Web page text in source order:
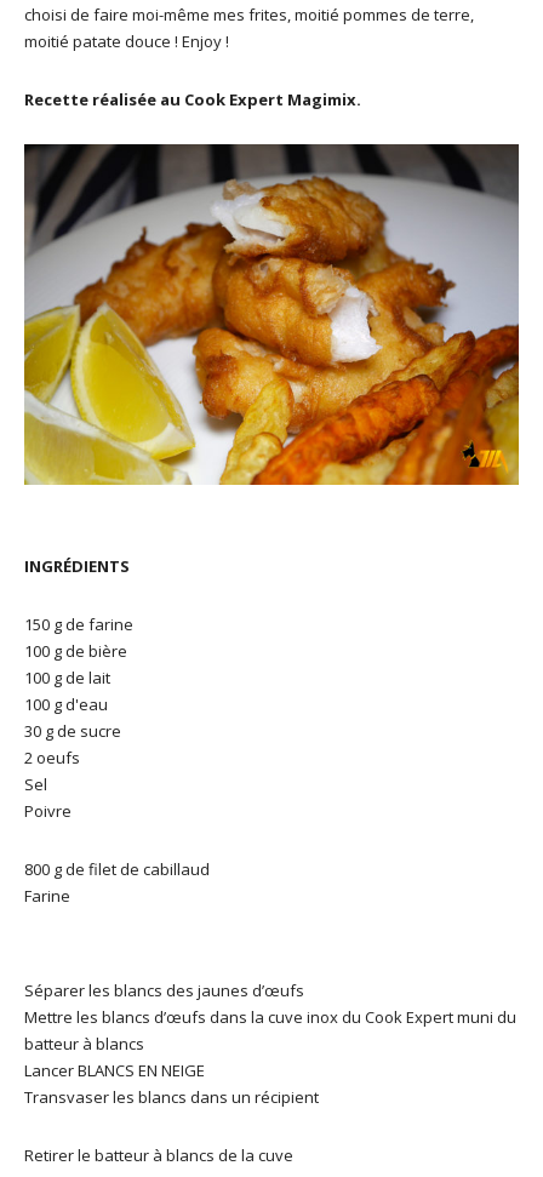
choisi de faire moi-même mes frites, moitié pommes de terre,
moitié patate douce ! Enjoy !
Recette réalisée au Cook Expert Magimix.
INGRÉDIENTS
150 g de farine
100 g de bière
100 g de lait
100 g d'eau
30 g de sucre
2 oeufs
Sel
Poivre
800 g de filet de cabillaud
Farine
Séparer les blancs des jaunes d’œufs
Mettre les blancs d’œufs dans la cuve inox du Cook Expert muni du
batteur à blancs
Lancer BLANCS EN NEIGE
Transvaser les blancs dans un récipient
Retirer le batteur à blancs de la cuve